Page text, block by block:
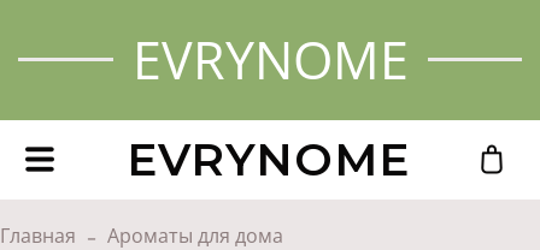
EVRYNOME
EVRYNOME
Главная Ароматы для дома